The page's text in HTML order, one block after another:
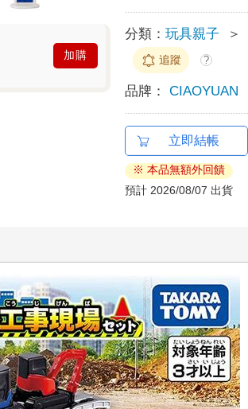
加購
分類：玩具親子 ＞
追蹤 ?
品牌： CIAOYUAN
立即結帳
※ 本品無額外回饋
預計 2026/08/07 出貨